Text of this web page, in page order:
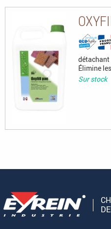
détachant
Élimine
Sur stock